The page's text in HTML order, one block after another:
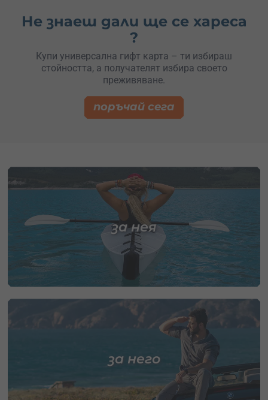
Не знаеш дали ще се хареса
?
Купи универсална гифт карта – ти избираш
стойността, а получателят избира своето
преживяване.
поръчай сега
за нея
за него